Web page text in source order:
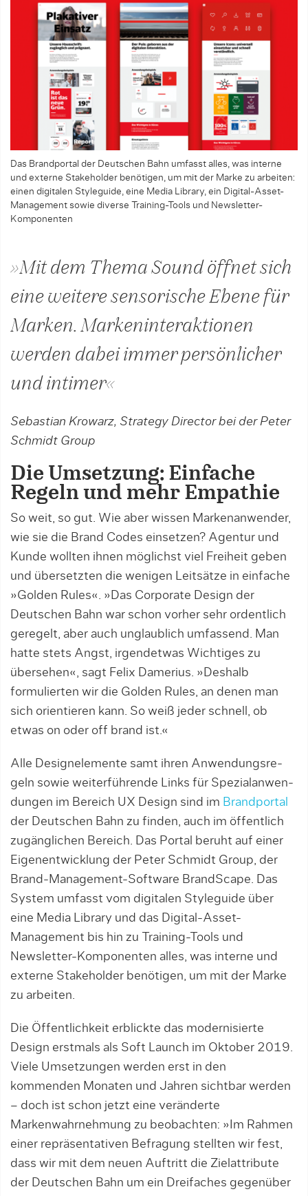
Das Brandportal der Deutschen Bahn umfasst alles, was interne
und externe Stakeholder benötigen, um mit der Marke zu arbeiten:
einen digitalen Styleguide, eine Media Library, ein Digital-Asset-
Management sowie diverse Training-Tools und Newsletter-
Komponenten
»Mit dem Thema Sound öffnet sich
eine weitere sensorische Ebene für
Marken. Markeninteraktionen
werden dabei immer persönlicher
und intimer«
Sebastian Krowarz, Strategy Director bei der Peter
Schmidt Group
Die Umsetzung: Einfache
Regeln und mehr Empathie
So weit, so gut. Wie aber wissen Markenanwender,
wie sie die Brand Codes einsetzen? Agentur und
Kun­de wollten ihnen möglichst viel Freiheit geben
und übersetzten die wenigen Leitsätze in einfache
»Golden Rules«. »Das Corporate Design der
Deutschen Bahn war schon vorher sehr ordentlich
geregelt, aber auch unglaublich umfassend. Man
hatte stets Angst, irgendetwas Wichtiges zu
übersehen«, sagt Felix Da­merius. »Deshalb
formulierten wir die Golden Rules, an denen man
sich orientieren kann. So weiß jeder schnell, ob
etwas on oder off brand ist.«
Alle Designelemente samt ihren Anwendungsre­
geln sowie weiterführende Links für Spezialanwen­
dungen im Bereich UX Design sind im Brandportal
der Deutschen Bahn zu finden, auch im öffentlich
zu­gänglichen Bereich. Das Portal beruht auf einer
Eigenentwicklung der Peter Schmidt Group, der
Brand-Management-Software BrandScape. Das
Sys­tem umfasst vom digitalen Styleguide über
eine Media Library und das Digital-Asset-
Management bis hin zu Training-Tools und
Newsletter-Komponenten alles, was interne und
externe Stakeholder benötigen, um mit der Marke
zu arbeiten.
Die Öffentlichkeit erblickte das modernisierte
Design erstmals als Soft Launch im Oktober 2019.
Viele Umsetzungen werden erst in den
kommenden Monaten und Jahren sichtbar werden
– doch ist schon jetzt eine veränderte
Markenwahrnehmung zu be­ob­achten: »Im Rahmen
einer repräsentativen Befragung stellten wir fest,
dass wir mit dem neuen Auftritt die Zielattribute
der Deutschen Bahn um ein Dreifaches gegenüber